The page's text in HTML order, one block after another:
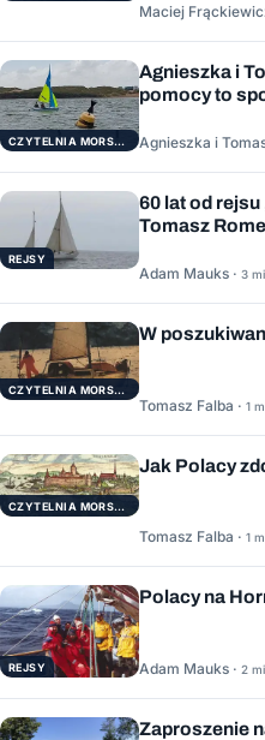
Maciej
CZYTELNIA MORSKA
Agnieszka i
pomocy to
Agnieszka i
REJSY
60 lat od
Tomasz
Adam Mauks · 3
CZYTELNIA MORSKA
W
Tomasz Falba · 1
CZYTELNIA MORSKA
Jak Polacy
Tomasz Falba · 1
REJSY
Polacy na
Adam Mauks · 2
Zaproszenie